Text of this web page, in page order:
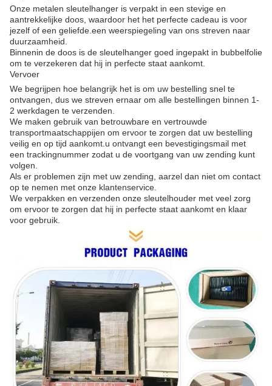
Onze metalen sleutelhanger is verpakt in een stevige en
aantrekkelijke doos, waardoor het het perfecte cadeau is voor
jezelf of een geliefde.een weerspiegeling van ons streven naar
duurzaamheid.
Binnenin de doos is de sleutelhanger goed ingepakt in bubbelfolie
om te verzekeren dat hij in perfecte staat aankomt.
Vervoer
We begrijpen hoe belangrijk het is om uw bestelling snel te
ontvangen, dus we streven ernaar om alle bestellingen binnen 1-
2 werkdagen te verzenden.
We maken gebruik van betrouwbare en vertrouwde
transportmaatschappijen om ervoor te zorgen dat uw bestelling
veilig en op tijd aankomt.u ontvangt een bevestigingsmail met
een trackingnummer zodat u de voortgang van uw zending kunt
volgen.
Als er problemen zijn met uw zending, aarzel dan niet om contact
op te nemen met onze klantenservice.
We verpakken en verzenden onze sleutelhouder met veel zorg
om ervoor te zorgen dat hij in perfecte staat aankomt en klaar
voor gebruik.